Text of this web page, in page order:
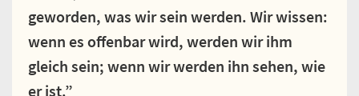
geworden, was wir sein werden. Wir wissen:
wenn es offenbar wird, werden wir ihm
gleich sein; wenn wir werden ihn sehen, wie
er ist.”